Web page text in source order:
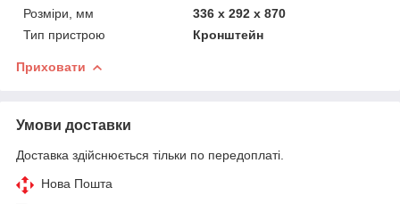
Розміри, мм
336 x 292 x 870
Тип пристрою
Кронштейн
Приховати
Умови доставки
Доставка здійснюється тільки по передоплаті.
Нова Пошта